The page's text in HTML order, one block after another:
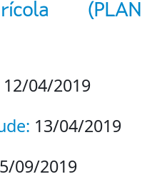
(PLAN
12/04/2019
13/04/2019
09/2019